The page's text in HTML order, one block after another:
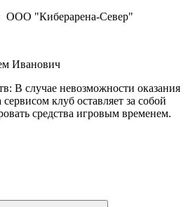
ООО "Киберарена-Север"
Иванович
В случае невозможности оказания
клуб оставляет за собой
средства игровым временем.